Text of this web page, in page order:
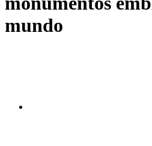
mundo